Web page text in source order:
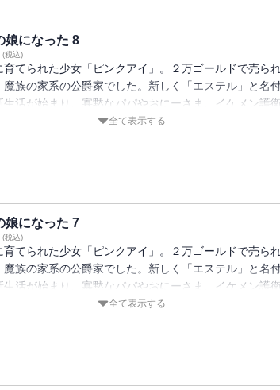
娘になった 8
(税込)
育てられた少女「ピンクアイ」。２万ゴールドで売ら
魔族の家系の公爵家でした。新しく「エステル」と名
生活が始まり、寡黙なパパやおにーさま、イケメン護
まれているけども、本当に自分はこの家の娘なのかいつ
全て表示する
娘になった 7
(税込)
育てられた少女「ピンクアイ」。２万ゴールドで売ら
魔族の家系の公爵家でした。新しく「エステル」と名
生活が始まり、寡黙なパパやおにーさま、イケメン護
まれているけども、本当に自分はこの家の娘なのかいつ
全て表示する